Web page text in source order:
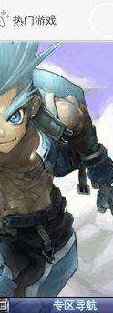
热门游戏
传奇4
新天龙八部
仙剑世界
专区导航